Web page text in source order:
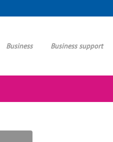
Business Business support